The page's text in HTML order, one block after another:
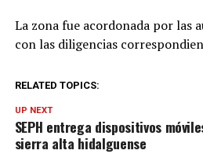
La zona fue acordonada por las
con las diligencias
RELATED TOPICS:
UP NEXT
SEPH entrega dispositivos
sierra alta hidalguense